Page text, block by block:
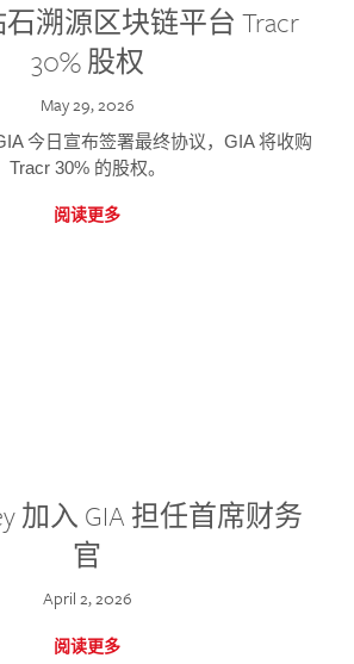
石溯源区块链平台 Tracr
30% 股权
May 29, 2026
今日宣布签署最终协议，GIA 将收购
Tracr 30% 的股权。
阅读更多
加入 GIA 担任首席财务
官
April 2, 2026
阅读更多